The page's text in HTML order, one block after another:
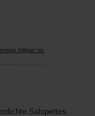
billiger ist.
Salopettes.